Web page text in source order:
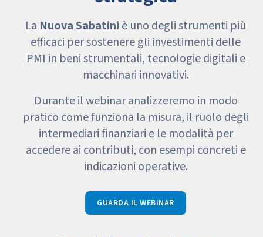
La Nuova Sabatini è uno degli strumenti più
efficaci per sostenere gli investimenti delle
PMI in beni strumentali, tecnologie digitali e
macchinari innovativi.
Durante il webinar analizzeremo in modo
pratico come funziona la misura, il ruolo degli
intermediari finanziari e le modalità per
accedere ai contributi, con esempi concreti e
indicazioni operative.
GUARDA IL WEBINAR